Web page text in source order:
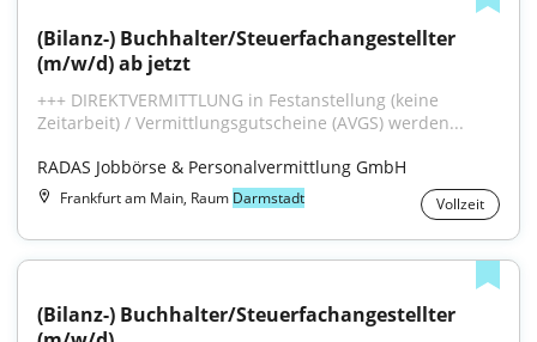
(Bilanz-) Buchhalter/Steuerfachangestellter
(m/w/d) ab jetzt
+++ DIREKTVERMITTLUNG in Festanstellung (keine
Zeitarbeit) / Vermittlungsgutscheine (AVGS) werden...
RADAS Jobbörse & Personalvermittlung GmbH
Frankfurt am Main, Raum Darmstadt Vollzeit
(Bilanz-) Buchhalter/Steuerfachangestellter